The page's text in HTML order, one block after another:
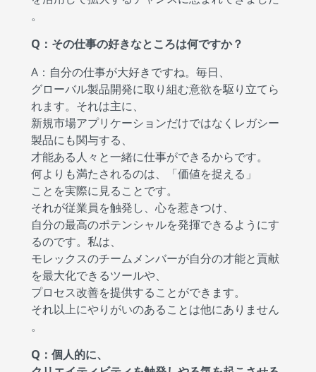
。
Q：その仕事の好きなところは何ですか？
A：自分の仕事が大好きですね。毎日、
グローバル製品開発に取り組む意欲を駆り立てら
れます。それは主に、
新規市場アプリケーションだけではなくレガシー
製品にも関与する、
才能ある人々と一緒に仕事ができるからです。
何よりも満たされるのは、「価値を捉える」
ことを実際に見ることです。
それが従業員を触発し、心を惹きつけ、
自分の最高のポテンシャルを発揮できるようにす
るのです。私は、
モレックスのチームメンバーが自分の才能と貢献
を最大化できるツールや、
プロセス改善を提供することができます。
それ以上にやりがいのあることは他にありません
。
Q：個人的に、